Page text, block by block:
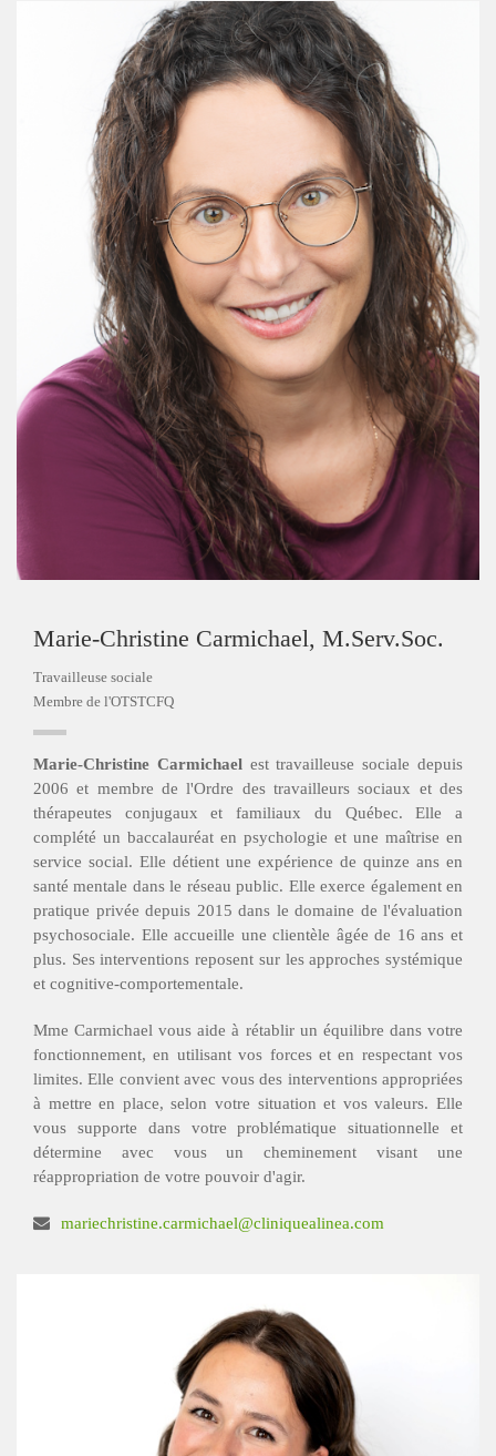
Marie-Christine Carmichael, M.Serv.Soc.
Travailleuse sociale
Membre de l'OTSTCFQ
Marie-Christine Carmichael est travailleuse sociale depuis
2006 et membre de l'Ordre des travailleurs sociaux et des
thérapeutes conjugaux et familiaux du Québec. Elle a
complété un baccalauréat en psychologie et une maîtrise en
service social. Elle détient une expérience de quinze ans en
santé mentale dans le réseau public. Elle exerce également en
pratique privée depuis 2015 dans le domaine de l'évaluation
psychosociale. Elle accueille une clientèle âgée de 16 ans et
plus. Ses interventions reposent sur les approches systémique
et cognitive-comportementale.
Mme Carmichael vous aide à rétablir un équilibre dans votre
fonctionnement, en utilisant vos forces et en respectant vos
limites. Elle convient avec vous des interventions appropriées
à mettre en place, selon votre situation et vos valeurs. Elle
vous supporte dans votre problématique situationnelle et
détermine avec vous un cheminement visant une
réappropriation de votre pouvoir d'agir.
mariechristine.carmichael@cliniquealinea.com